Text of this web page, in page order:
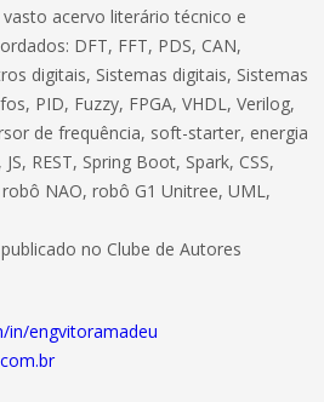
acervo literário técnico e
DFT, FFT, PDS, CAN,
digitais, Sistemas digitais, Sistemas
PID, Fuzzy, FPGA, VHDL, Verilog,
de frequência, soft-starter, energia
REST, Spring Boot, Spark, CSS,
NAO, robô G1 Unitree, UML,
no Clube de Autores
in/engvitoramadeu